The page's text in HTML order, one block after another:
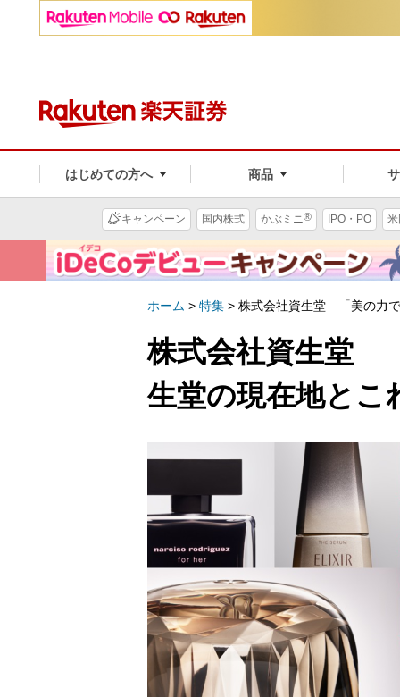
はじめての方へ 商品
キャンペーン 国内株式 かぶミニ® IPO・PO
ホーム > 特集 > 株式会社資生堂 「美の力
株式会社資生堂
生堂の現在地とこ